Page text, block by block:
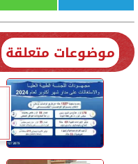
موضوعات متعلقة